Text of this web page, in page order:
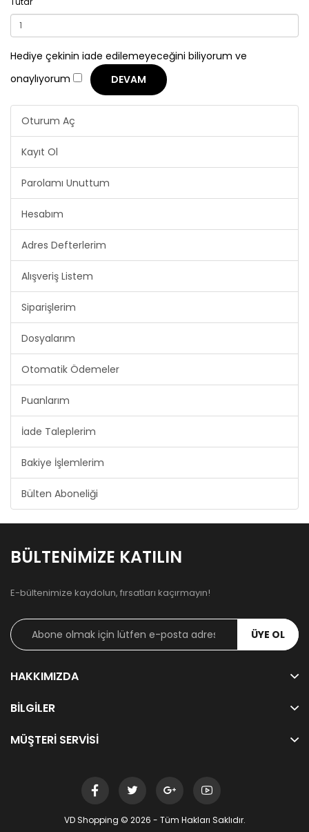
Hediye çekinin iade edilemeyeceğini biliyorum ve
onaylıyorum
Oturum Aç
Kayıt Ol
Parolamı Unuttum
Hesabım
Adres Defterlerim
Alışveriş Listem
Siparişlerim
Dosyalarım
Otomatik Ödemeler
Puanlarım
İade Taleplerim
Bakiye İşlemlerim
Bülten Aboneliği
BÜLTENIMIZE KATILIN
E-bültenimize kaydolun, fırsatları kaçırmayın!
ÜYE OL
HAKKIMIZDA
BILGILER
MÜŞTERI SERVISI
VD Shopping © 2026 - Tüm Hakları Saklıdır.